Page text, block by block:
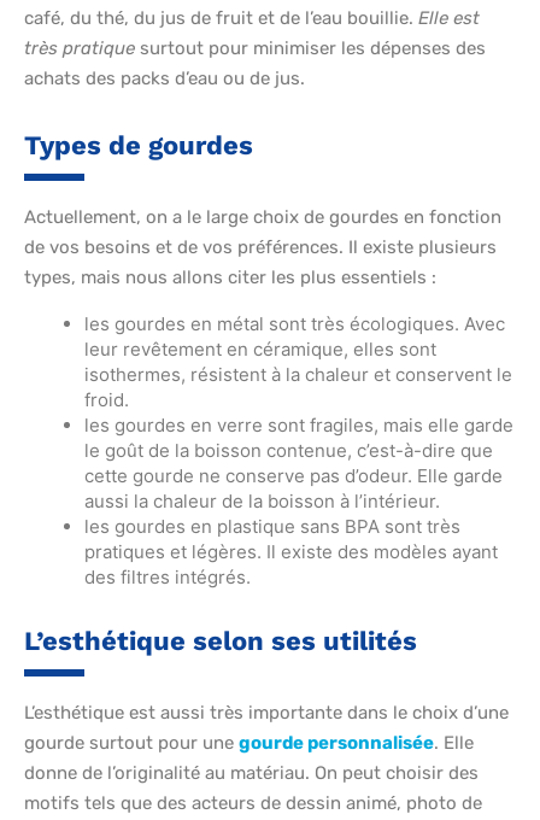
café, du thé, du jus de fruit et de l’eau bouillie. Elle est
très pratique surtout pour minimiser les dépenses des
achats des packs d’eau ou de jus.
Types de gourdes
Actuellement, on a le large choix de gourdes en fonction
de vos besoins et de vos préférences. Il existe plusieurs
types, mais nous allons citer les plus essentiels :
les gourdes en métal sont très écologiques. Avec
leur revêtement en céramique, elles sont
isothermes, résistent à la chaleur et conservent le
froid.
les gourdes en verre sont fragiles, mais elle garde
le goût de la boisson contenue, c’est-à-dire que
cette gourde ne conserve pas d’odeur. Elle garde
aussi la chaleur de la boisson à l’intérieur.
les gourdes en plastique sans BPA sont très
pratiques et légères. Il existe des modèles ayant
des filtres intégrés.
L’esthétique selon ses utilités
L’esthétique est aussi très importante dans le choix d’une
gourde surtout pour une gourde personnalisée. Elle
donne de l’originalité au matériau. On peut choisir des
motifs tels que des acteurs de dessin animé, photo de